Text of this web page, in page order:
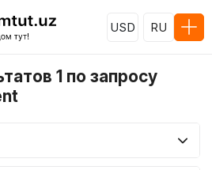
USD RU
1 по запросу